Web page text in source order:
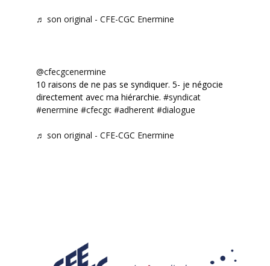
♬ son original - CFE-CGC Enermine
@cfecgcenermine
10 raisons de ne pas se syndiquer. 5- je négocie
directement avec ma hiérarchie. #syndicat
#enermine #cfecgc #adherent #dialogue
♬ son original - CFE-CGC Enermine